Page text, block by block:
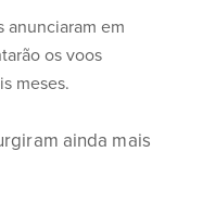
anunciaram em
os voos
meses.
ainda mais